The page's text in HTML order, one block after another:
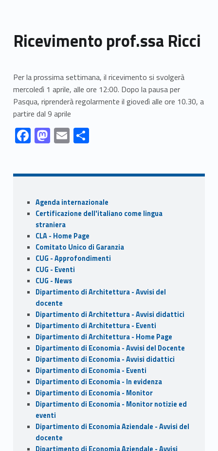
Ricevimento prof.ssa Ricci
Per la prossima settimana, il ricevimento si svolgerà
mercoledì 1 aprile, alle ore 12:00. Dopo la pausa per
Pasqua, riprenderà regolarmente il giovedì alle ore 10.30, a
partire dal 9 aprile
Link identifier #identifier__196480-1
F
ac
b
o
o
k
Link identifier #identifier__14889-2 M
as
d
o
n
Link identifier #identifier__56148-3 E
m
l
Link identifier #identifier__4745-4 S
e
Sidebar
Agenda internazionale
Certificazione dell'italiano come lingua
straniera
CLA - Home Page
Comitato Unico di Garanzia
CUG - Approfondimenti
CUG - Eventi
CUG - News
Dipartimento di Architettura - Avvisi del
docente
Dipartimento di Architettura - Avvisi didattici
Dipartimento di Architettura - Eventi
Dipartimento di Architettura - Home Page
Dipartimento di Economia - Avvisi del Docente
Dipartimento di Economia - Avvisi didattici
Dipartimento di Economia - Eventi
Dipartimento di Economia - In evidenza
Dipartimento di Economia - Monitor
Dipartimento di Economia - Monitor notizie ed
eventi
Dipartimento di Economia Aziendale - Avvisi del
docente